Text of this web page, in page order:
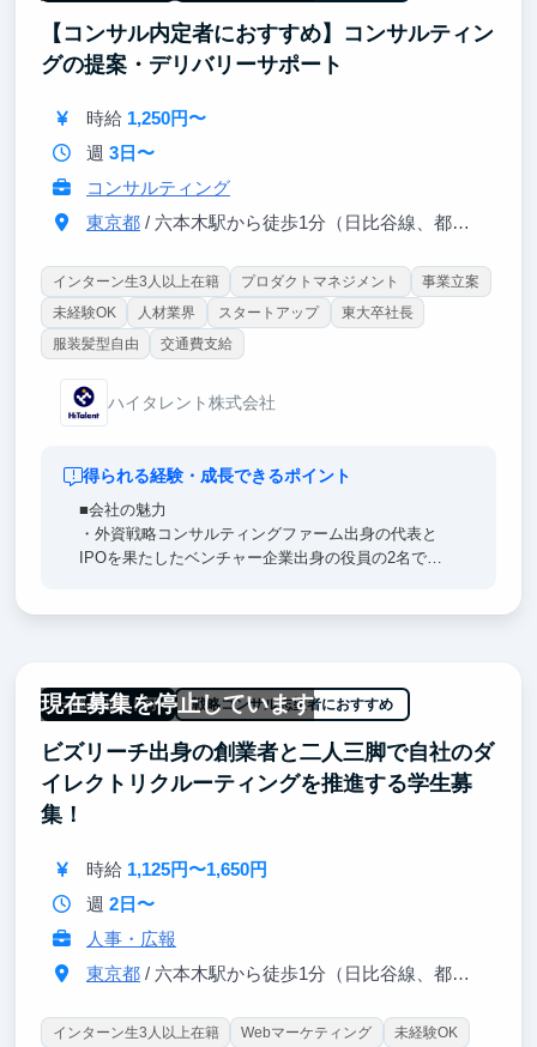
・戦略コンサルティングファームや外資系投資銀行を
経験したフリーランスの方との接点が多く、業界への
深い理解を得ることができます
・地道な業務や泥臭い業務は多いものの、大きな裁量
【コンサル内定者におすすめ】コンサルティン
グの提案・デリバリーサポート
時給 1,250円〜
週 3日〜
コンサルティング
東京都/ 六本木駅から徒歩1分（日比谷線、都営大江戸線）
インターン生3人以上在籍 プロダクトマネジメント
事業立案
未経験OK
人材業界 スタートアップ
東大卒社長
服装髪型自由
交通費支給
ハイタレント株式会社
得られる経験・成長できるポイント
■会社の魅力
・外資戦略コンサルティングファーム出身の代表と
IPOを果たしたベンチャー企業出身の役員の2名で創
基礎を身に着けることができます。
・提案やプロジェクトデリバリーにおけるコンサルワ
ークの一部を経験いただけます
・優秀なフリーコンサルタントの方々と日々コミュニ
ケーションを取ることで、コンサルタントの考え方や
ードバックを受けられます
現在募集を停止しています
一部リモート可 戦略コンサル志望者におすすめ
ビズリーチ出身の創業者と二人三脚で自社のダ
イレクトリクルーティングを推進する学生募
集！
時給 1,125円〜1,650円
週 2日〜
人事・広報
東京都/ 六本木駅から徒歩1分（日比谷線、都営大江戸線）
インターン生3人以上在籍 Webマーケティング
未経験OK